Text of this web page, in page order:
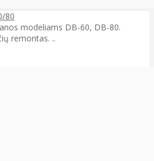
80
modeliams DB-60, DB-80.
remontas. ..